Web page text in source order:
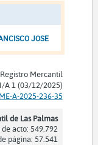
JOSE
Mercantil
A 1 (03/12/2025)
A-2025-236-35
de Las Palmas
acto: 549.792
página: 57.541